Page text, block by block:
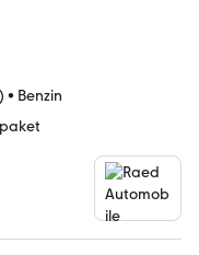
• Benzin